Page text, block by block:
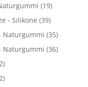
(19)
- Silikone (39)
Naturgummi (35)
Naturgummi (36)